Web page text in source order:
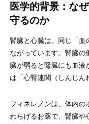
医学的背景：な
守るのか
腎臓と心臓は、同じ「血
ながっています。腎臓の
臓が弱ると腎臓にも血
は「心腎連関（しんじん
フィネレノンは、体内の
わらげるお薬で、腎臓や